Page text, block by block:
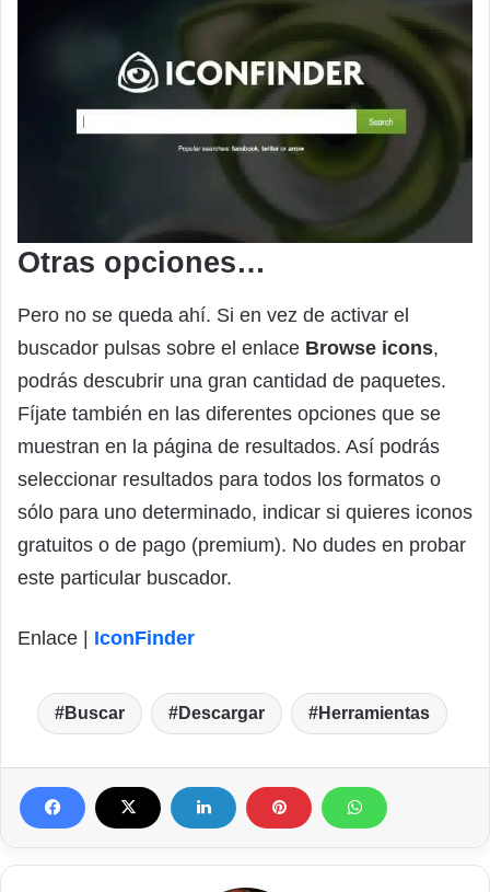
Otras opciones…
Pero no se queda ahí. Si en vez de activar el
buscador pulsas sobre el enlace Browse icons,
podrás descubrir una gran cantidad de paquetes.
Fíjate también en las diferentes opciones que se
muestran en la página de resultados. Así podrás
seleccionar resultados para todos los formatos o
sólo para uno determinado, indicar si quieres iconos
gratuitos o de pago (premium). No dudes en probar
este particular buscador.
Enlace | IconFinder
Buscar Descargar Herramientas